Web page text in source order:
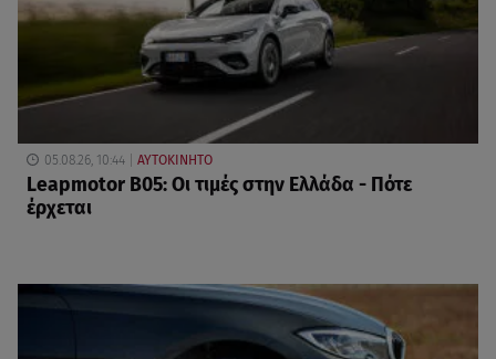
05.08.26, 10:44 ΑΥΤΟΚΙΝΗΤΟ
Leapmotor B05: Οι τιμές στην Ελλάδα - Πότε
έρχεται